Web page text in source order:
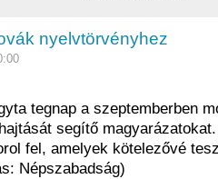
nyelvtörvényhez
tegnap a szeptemberben
segítő
fel, amelyek kötelezővé
Népszabadság)